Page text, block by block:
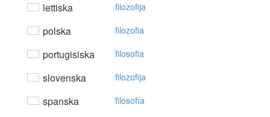
lettiska filozofija
polska filozofia
portugisiska filosofia
slovenska filozofija
spanska filosofía